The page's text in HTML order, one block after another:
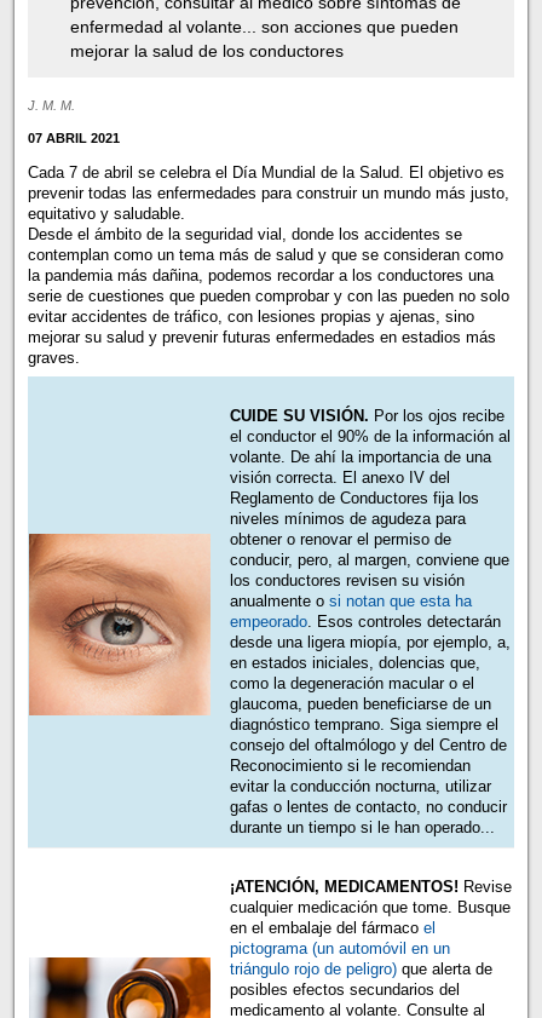
enfermedad al volante... son acciones que pueden
mejorar la salud de los conductores
J. M. M.
07 ABRIL 2021
Cada 7 de abril se celebra el Día Mundial de la Salud. El objetivo es
prevenir todas las enfermedades para construir un mundo más justo,
equitativo y saludable.
Desde el ámbito de la seguridad vial, donde los accidentes se
contemplan como un tema más de salud y que se consideran como
la pandemia más dañina, podemos recordar a los conductores una
serie de cuestiones que pueden comprobar y con las pueden no solo
evitar accidentes de tráfico, con lesiones propias y ajenas, sino
mejorar su salud y prevenir futuras enfermedades en estadios más
graves.
CUIDE SU VISIÓN. Por los ojos recibe
el conductor el 90% de la información al
volante. De ahí la importancia de una
visión correcta. El anexo IV del
Reglamento de Conductores fija los
niveles mínimos de agudeza para
obtener o renovar el permiso de
conducir, pero, al margen, conviene que
los conductores revisen su visión
anualmente o si notan que esta ha
empeorado. Esos controles detectarán
desde una ligera miopía, por ejemplo, a,
en estados iniciales, dolencias que,
como la degeneración macular o el
glaucoma, pueden beneficiarse de un
diagnóstico temprano. Siga siempre el
consejo del oftalmólogo y del Centro de
Reconocimiento si le recomiendan
evitar la conducción nocturna, utilizar
gafas o lentes de contacto, no conducir
durante un tiempo si le han operado...
¡ATENCIÓN, MEDICAMENTOS! Revise
cualquier medicación que tome. Busque
en el embalaje del fármaco el
pictograma (un automóvil en un
triángulo rojo de peligro)que alerta de
posibles efectos secundarios del
medicamento al volante. Consulte al